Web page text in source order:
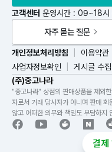
결제
고객센터 운영시간 : 09~18시
자주 묻는 질문
(주)중고나라
개인정보처리방침 이용약관
사업자정보확인
게시글 수
"중고나라" 상점의 판매상품을 제외
자로서 거래 당사자가 아니며 판매 회
않고 어떠한 의무와 책임도 부담하지